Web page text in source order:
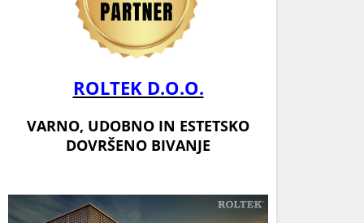
ROLTEK D.O.O.
VARNO, UDOBNO IN ESTETSKO
DOVRŠENO BIVANJE